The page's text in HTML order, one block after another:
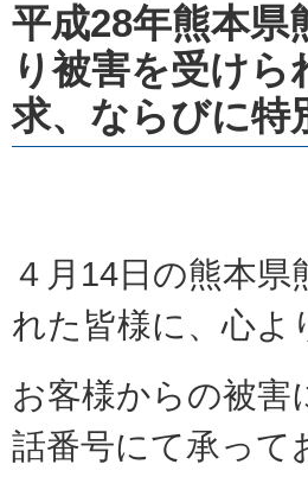
平成28年熊本県
り被害を受け
求、ならびに特
４月14日の熊本
れた皆様に、心よ
お客様からの被害
話番号にて承って